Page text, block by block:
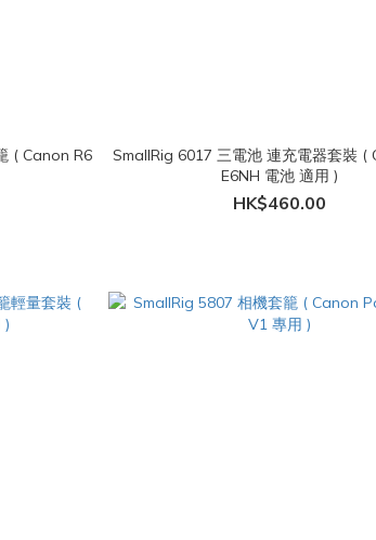
SmallRig 6017 三電池 連充電器套裝 (
E6NH 電池 適用 )
HK$460.00